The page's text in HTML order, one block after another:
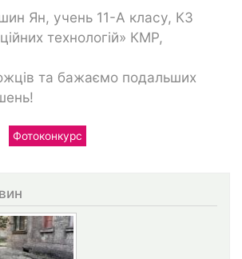
Ян, учень 11-А класу, КЗ
технологій» КМР,
та бажаємо подальших
Фотоконкурс